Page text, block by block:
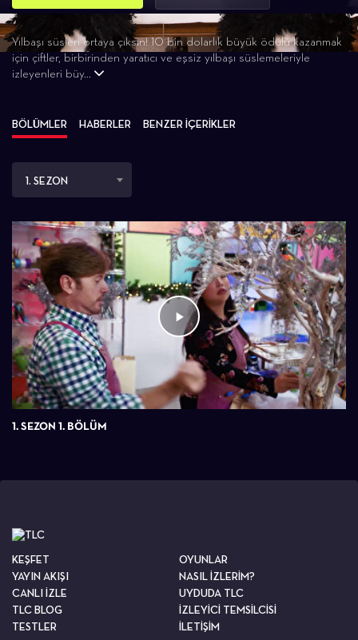
Yılbaşı süsleri ortaya çıksın! 10 bin dolarlık büyük ödülü kazanmak
için çiftler, birbirinden yaratıcı ve eşsiz yılbaşı süslemeleriyle
izleyenleri büy...
BÖLÜMLER HABERLER BENZER İÇERİKLER
1. SEZON
1. SEZON 1. BÖLÜM
KEŞFET
YAYIN AKIŞI
CANLI İZLE
TLC BLOG
TESTLER
OYUNLAR
NASIL İZLERİM?
UYDUDA TLC
İZLEYİCİ TEMSİLCİSİ
İLETİŞİM